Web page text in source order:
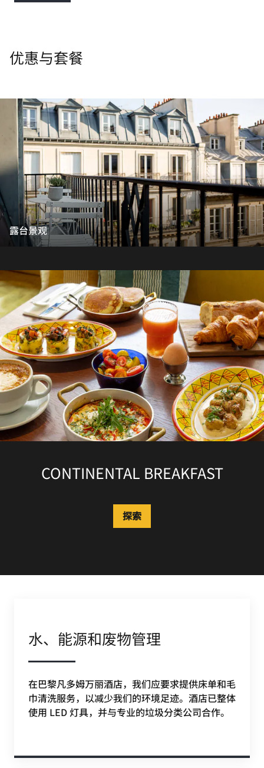
优惠与套餐
露台景观
CONTINENTAL BREAKFAST
探索
水、能源和废物管理
在巴黎凡多姆万丽酒店，我们应要求提供床单和毛
巾清洗服务，以减少我们的环境足迹。酒店已整体
使用 LED 灯具，并与专业的垃圾分类公司合作。